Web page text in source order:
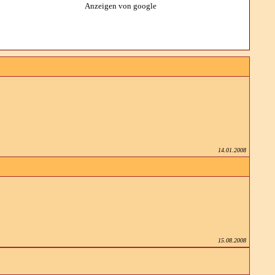
Anzeigen von google
14.01.2008
15.08.2008